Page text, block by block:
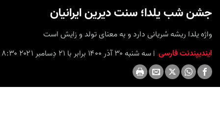
جشن شب یلدا؛ سنت دیرین ایرانیان
واژه یلدا ریشه سُریانی دارد و به معنای تولد و زایش است
ایندیپندنت فارسی سه شنبه ۳۰ آذر ۱۴۰۰ برابر با ۲۱ دِسامبر ۲۰۲۱ ۸:۳۰